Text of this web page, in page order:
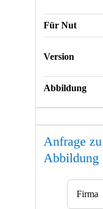
Für Nut
Version
Abbildung
Anfrage